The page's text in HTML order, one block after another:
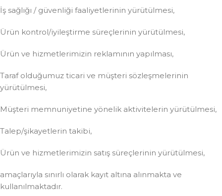
İş sağlığı / güvenliği faaliyetlerinin yürütülmesi,
Ürün kontrol/iyileştirme süreçlerinin yürütülmesi,
Ürün ve hizmetlerimizin reklamının yapılması,
Taraf olduğumuz ticari ve müşteri sözleşmelerinin
yürütülmesi,
Müşteri memnuniyetine yönelik aktivitelerin yürütülmesi,
Talep/şikayetlerin takibi,
Ürün ve hizmetlerimizin satış süreçlerinin yürütülmesi,
amaçlarıyla sınırlı olarak kayıt altına alınmakta ve
kullanılmaktadır.